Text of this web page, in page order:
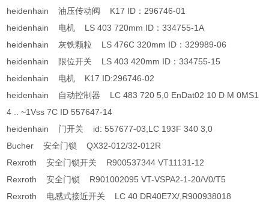
heidenhain 油压传动阀 K17 ID：296746-01
heidenhain 电机 LS 403 720mm ID：334755-1A
heidenhain 灰铁颗粒 LS 476C 320mm ID：329989-06
heidenhain 限位开关 LS 403 420mm ID：334755-15
heidenhain 电机 K17 ID:296746-02
heidenhain 自动控制器 LC 483 720 5,0 EnDat02 10 D M 0MS1
4 .. ~1Vss 7C ID 557647-14
heidenhain 门开关 id: 557677-03,LC 193F 340 3,0
Bucher 安全门锁 QX32-012/32-012R
Rexroth 安全门锁开关 R900537344 VT11131-12
Rexroth 安全门锁 R901002095 VT-VSPA2-1-20/V0/T5
Rexroth 电感式接近开关 LC 40 DR40E7X/,R900938018